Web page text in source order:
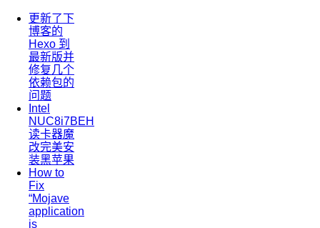
更新了下
博客的
Hexo 到
最新版并
修复几个
依赖包的
问题
Intel
NUC8i7BEH
读卡器魔
改完美安
装黑苹果
How to
Fix
“Mojave
application
is